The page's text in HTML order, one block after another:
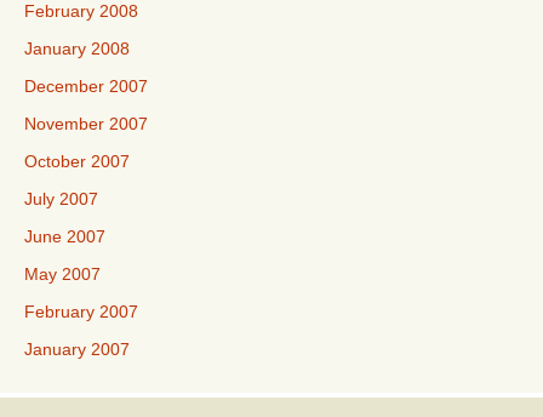
February 2008
January 2008
December 2007
November 2007
October 2007
July 2007
June 2007
May 2007
February 2007
January 2007